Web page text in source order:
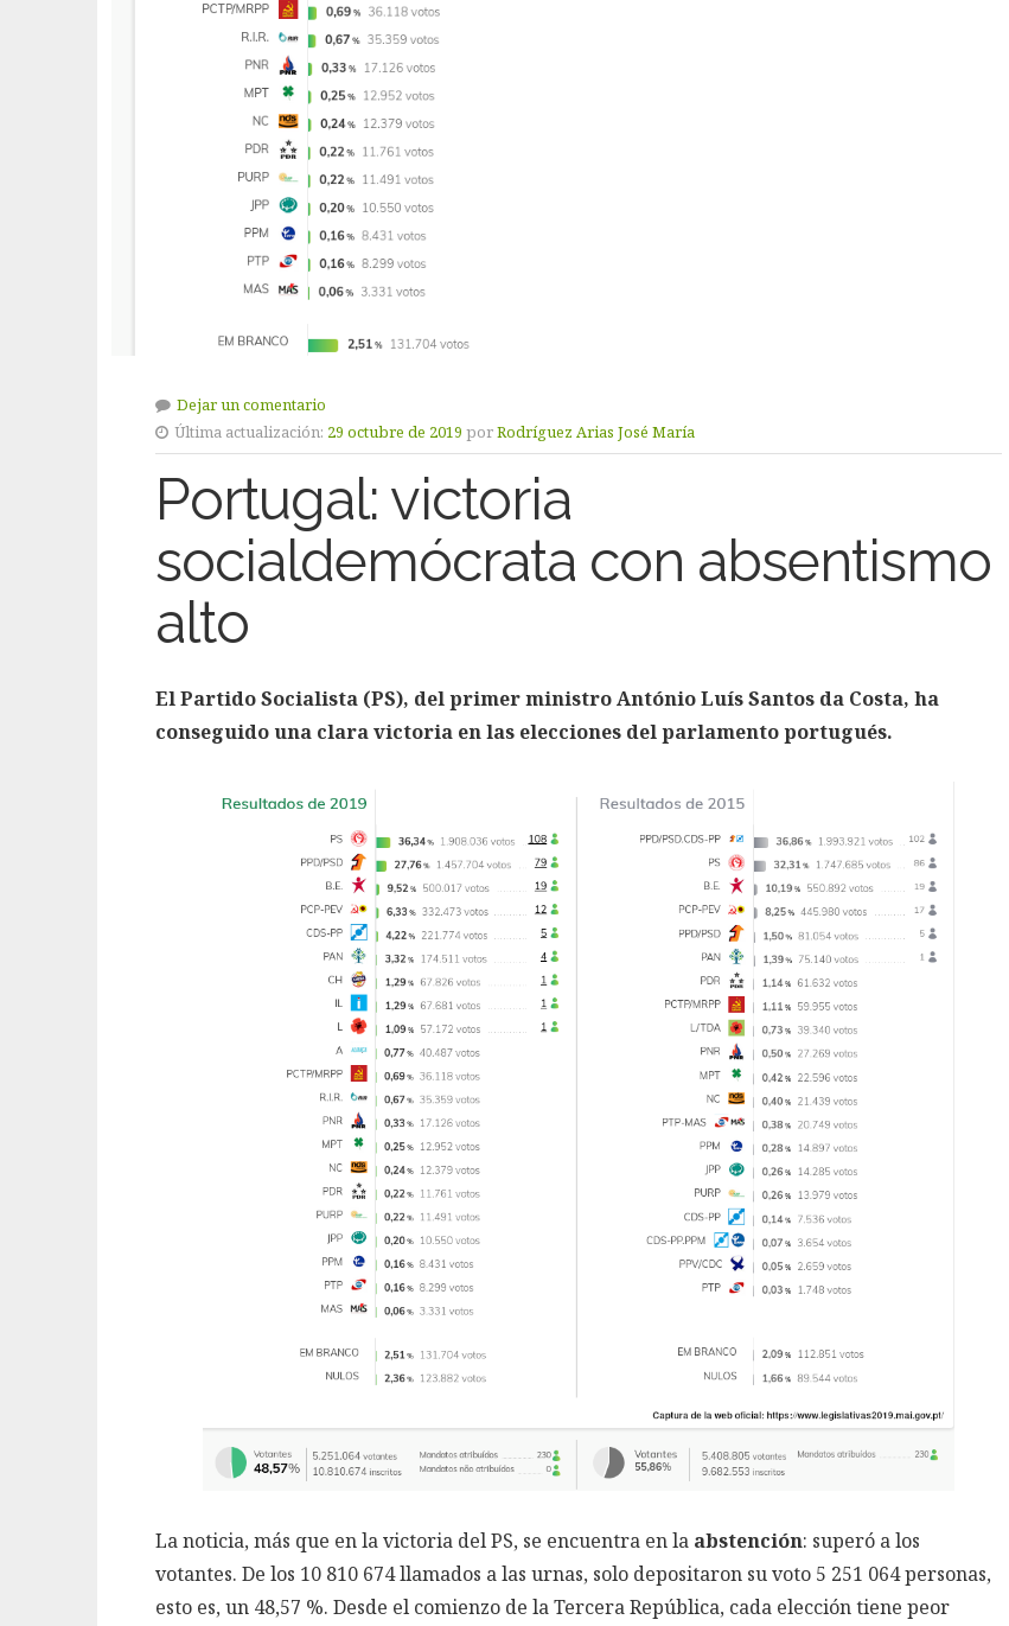
Dejar un comentario
Última actualización: 29 octubre de 2019 porRodríguez Arias José María
Portugal: victoria
socialdemócrata con absentismo
alto
El Partido Socialista (PS), del primer ministro António Luís Santos da Costa, ha
conseguido una clara victoria en las elecciones del parlamento portugués.
La noticia, más que en la victoria del PS, se encuentra en la abstención: superó a los
votantes. De los 10 810 674 llamados a las urnas, solo depositaron su voto 5 251 064 personas,
esto es, un 48,57 %. Desde el comienzo de la Tercera República, cada elección tiene peor